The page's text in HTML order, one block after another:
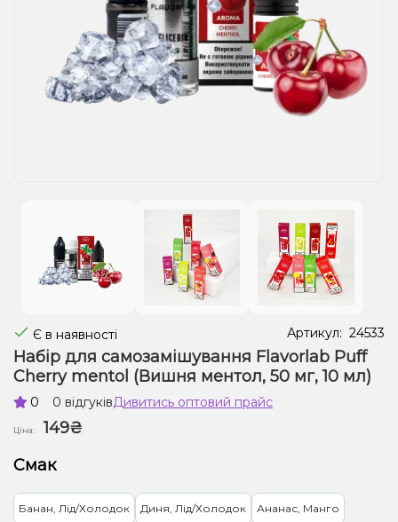
Рідини для електронних сигарет
Подарункові набори
Є в наявності Артикул: 24533
Набір для самозамішування Flavorlab Puff
Cherry mentol (Вишня ментол, 50 мг, 10 мл)
0 0 відгуківДивитись оптовий прайс
Ціна:
149₴
Смак
Банан, Лід/Холодок Диня, Лід/Холодок Ананас, Манго